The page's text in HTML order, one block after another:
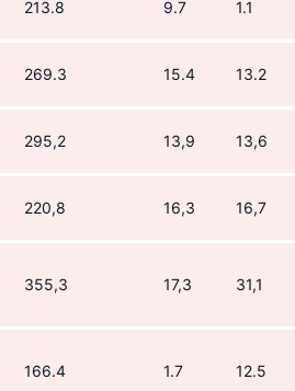
213.8 9.7 1.1
269.3 15.4 13.2
295,2 13,9 13,6
220,8 16,3 16,7
355,3 17,3 31,1
166.4 1.7 12.5